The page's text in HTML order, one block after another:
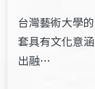
台灣藝術大學
套具有文化意
出融…